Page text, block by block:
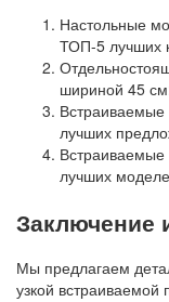
Настольные
ТОП-5 лучших
шириной 45
лучших
лучших
Заключение
Мы предлагаем
узкой